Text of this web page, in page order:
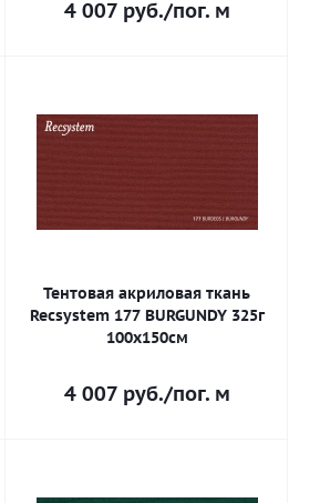
4 007руб./пог. м
Тентовая акриловая ткань
Recsystem 177 BURGUNDY 325г
100х150см
4 007руб./пог. м